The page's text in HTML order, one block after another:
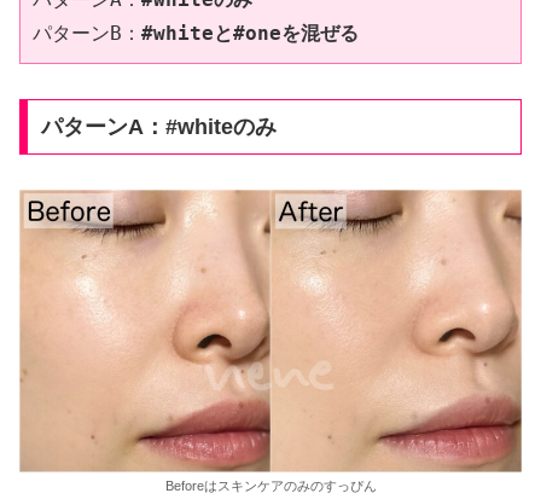
パターンB： #whiteと#oneを混ぜる
パターンA： #whiteのみ
Beforeはスキンケアのみのすっぴん